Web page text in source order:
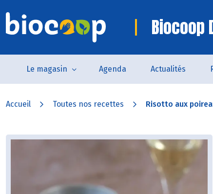
Biocoop
Le magasin Agenda Actualités
Accueil Toutes nos recettes Risotto aux